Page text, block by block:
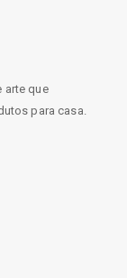
arte que
para casa.